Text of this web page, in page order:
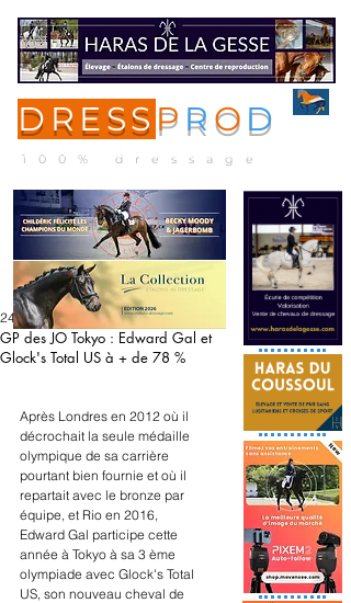
DRESS P R O D
100% dressage
GP des JO Tokyo : Edward Gal et
Glock's Total US à + de 78 %
24 juil. 2021
Après Londres en 2012 où il
décrochait la seule médaille
olympique de sa carrière
pourtant bien fournie et où il
repartait avec le bronze par
équipe, et Rio en 2016,
Edward Gal participe cette
année à Tokyo à sa 3 ème
olympiade avec Glock's Total
US, son nouveau cheval de